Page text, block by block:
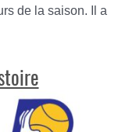
de la saison. Il a